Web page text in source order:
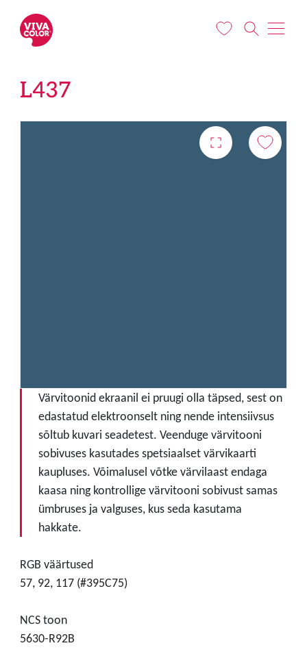
L437
Värvitoonid ekraanil ei pruugi olla täpsed, sest on
edastatud elektroonselt ning nende intensiivsus
sõltub kuvari seadetest. Veenduge värvitooni
sobivuses kasutades spetsiaalset värvikaarti
kaupluses. Võimalusel võtke värvilaast endaga
kaasa ning kontrollige värvitooni sobivust samas
ümbruses ja valguses, kus seda kasutama
hakkate.
RGB väärtused
57, 92, 117 (#395C75)
NCS toon
5630-R92B